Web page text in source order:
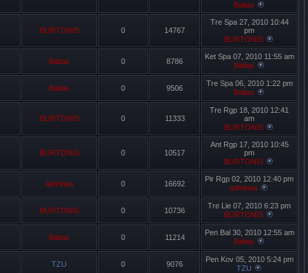
Baltas
BURTONIS 0 14767
Tre Spa 27, 2010 10:44
pm
BURTONIS
Baltas 0 8786
Ket Spa 07, 2010 11:55 am
Baltas
Baltas 0 9506
Tre Spa 06, 2010 1:22 pm
Baltas
BURTONIS 0 11333
Tre Rgp 18, 2010 12:41
am
BURTONIS
BURTONIS 0 10517
Ant Rgp 17, 2010 10:45
pm
BURTONIS
adminas 0 16692
Pir Rgp 02, 2010 12:40 pm
adminas
BURTONIS 0 10736
Tre Lie 07, 2010 6:23 pm
BURTONIS
Baltas 0 11214
Pen Bal 30, 2010 12:55 am
Baltas
TZU 0 9076
Pen Kov 05, 2010 5:24 pm
TZU